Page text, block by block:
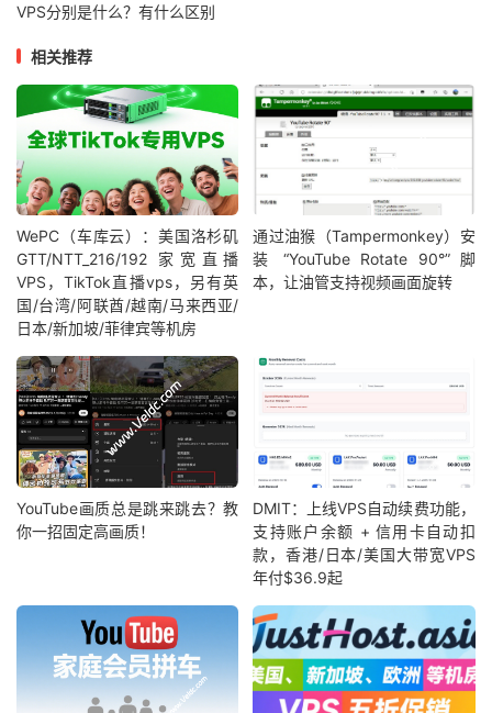
VPS分别是什么？有什么区别
相关推荐
WePC（车库云）：美国洛杉矶
GTT/NTT_216/192 家宽直播
VPS，TikTok直播vps，另有英
国/台湾/阿联酋/越南/马来西亚/
日本/新加坡/菲律宾等机房
通过油猴（Tampermonkey）安
装 “YouTube Rotate 90°” 脚
本，让油管支持视频画面旋转
YouTube画质总是跳来跳去？教
你一招固定高画质！
DMIT：上线VPS自动续费功能，
支持账户余额 + 信用卡自动扣
款，香港/日本/美国大带宽VPS
年付$36.9起